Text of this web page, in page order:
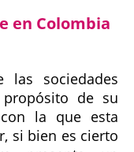
en Colombia
las sociedades
de su
la que esta
si bien es cierto